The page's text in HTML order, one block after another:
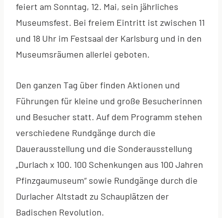
feiert am Sonntag, 12. Mai, sein jährliches
Museumsfest. Bei freiem Eintritt ist zwischen 11
und 18 Uhr im Festsaal der Karlsburg und in den
Museumsräumen allerlei geboten.
Den ganzen Tag über finden Aktionen und
Führungen für kleine und große Besucherinnen
und Besucher statt. Auf dem Programm stehen
verschiedene Rundgänge durch die
Dauerausstellung und die Sonderausstellung
„Durlach x 100. 100 Schenkungen aus 100 Jahren
Pfinzgaumuseum“ sowie Rundgänge durch die
Durlacher Altstadt zu Schauplätzen der
Badischen Revolution.